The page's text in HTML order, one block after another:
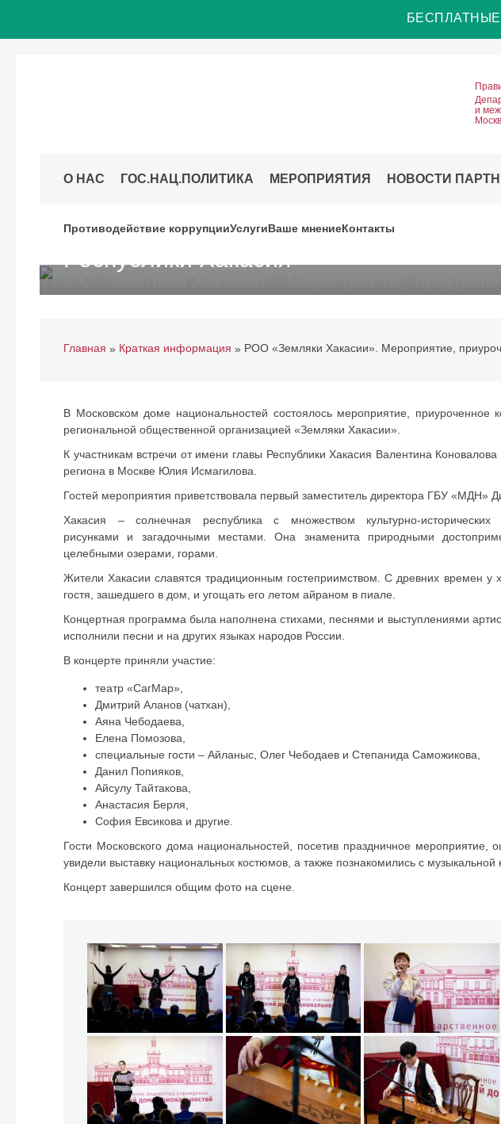
и
О НАС ГОС.НАЦ.ПОЛИТИКА МЕРОПРИЯТИЯ НОВОСТИ
Противодействие коррупцииУслугиВаше мнениеКонтакты
06 июля 2025
Московский дом национальностей
РОО «Земляки Хакасии».
Республики Хакасия
Главная » Краткая информация »
В Московском доме национальностей состоялось мероприятие, приуроченное
региональной общественной организацией «Земляки Хакасии».
К участникам встречи от имени главы Республики Хакасия Валентина
региона в Москве Юлия Исмагилова.
Гостей мероприятия приветствовала первый заместитель директора ГБУ «МДН»
Хакасия – солнечная республика с множеством культурно-
рисунками и загадочными местами. Она знаменита природными
целебными озерами, горами.
Жители Хакасии славятся традиционным гостеприимством. С древних времен у
гостя, зашедшего в дом, и угощать его летом айраном в пиале.
Концертная программа была наполнена стихами, песнями и выступлениями
исполнили песни и на других языках народов России.
В концерте приняли участие:
театр «СагМар»,
Дмитрий Аланов (чатхан),
Аяна Чебодаева,
Елена Помозова,
специальные гости – Айланыс, Олег Чебодаев и Степанида Саможикова,
Данил Попияков,
Айсулу Тайтакова,
Анастасия Берля,
София Евсикова и другие.
Гости Московского дома национальностей, посетив праздничное мероприятие,
увидели выставку национальных костюмов, а также познакомились с музыкальной
Концерт завершился общим фото на сцене.